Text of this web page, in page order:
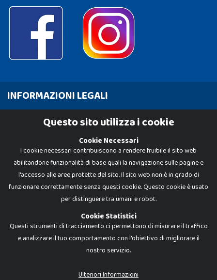
INFORMAZIONI LEGALI
Cookie Policy
Dadi e Mattoncini è un brand di Giocabene Srl. Ogni riproduzione o utilizzo non
I prezzi e le promozioni pubblicate potrebbero differire da quanto esposto in
Questo sito utilizza i cookie
Cookie Necessari
I cookie necessari contribuiscono a rendere fruibile il sito web
abilitandone funzionalità di base quali la navigazione sulle pagine e
l'accesso alle aree protette del sito. Il sito web non è in grado di
funzionare correttamente senza questi cookie. Questo cookie è usato
per distinguere tra umani e robot.
Cookie Statistici
Questi strumenti di tracciamento ci permettono di misurare il traffico
e analizzare il tuo comportamento con l'obiettivo di migliorare il
nostro servizio.
Ulteriori Informazioni